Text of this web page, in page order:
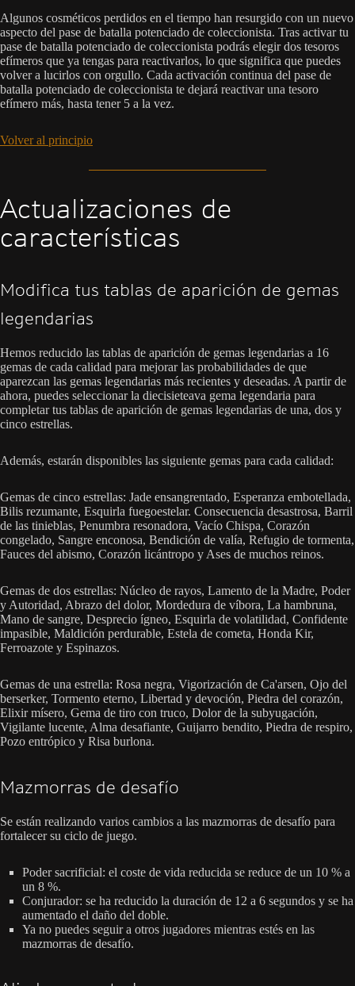
Algunos cosméticos perdidos en el tiempo han resurgido con un nuevo
aspecto del pase de batalla potenciado de coleccionista. Tras activar tu
pase de batalla potenciado de coleccionista podrás elegir dos tesoros
efímeros que ya tengas para reactivarlos, lo que significa que puedes
volver a lucirlos con orgullo. Cada activación continua del pase de
batalla potenciado de coleccionista te dejará reactivar una tesoro
efímero más, hasta tener 5 a la vez.
Volver al principio
Actualizaciones de
características
Modifica tus tablas de aparición de gemas
legendarias
Hemos reducido las tablas de aparición de gemas legendarias a 16
gemas de cada calidad para mejorar las probabilidades de que
aparezcan las gemas legendarias más recientes y deseadas. A partir de
ahora, puedes seleccionar la diecisieteava gema legendaria para
completar tus tablas de aparición de gemas legendarias de una, dos y
cinco estrellas.
Además, estarán disponibles las siguiente gemas para cada calidad:
Gemas de cinco estrellas: Jade ensangrentado, Esperanza embotellada,
Bilis rezumante, Esquirla fuegoestelar. Consecuencia desastrosa, Barril
de las tinieblas, Penumbra resonadora, Vacío Chispa, Corazón
congelado, Sangre enconosa, Bendición de valía, Refugio de tormenta,
Fauces del abismo, Corazón licántropo y Ases de muchos reinos.
Gemas de dos estrellas: Núcleo de rayos, Lamento de la Madre, Poder
y Autoridad, Abrazo del dolor, Mordedura de víbora, La hambruna,
Mano de sangre, Desprecio ígneo, Esquirla de volatilidad, Confidente
impasible, Maldición perdurable, Estela de cometa, Honda Kir,
Ferroazote y Espinazos.
Gemas de una estrella: Rosa negra, Vigorización de Ca'arsen, Ojo del
berserker, Tormento eterno, Libertad y devoción, Piedra del corazón,
Elixir mísero, Gema de tiro con truco, Dolor de la subyugación,
Vigilante lucente, Alma desafiante, Guijarro bendito, Piedra de respiro,
Pozo entrópico y Risa burlona.
Mazmorras de desafío
Se están realizando varios cambios a las mazmorras de desafío para
fortalecer su ciclo de juego.
Poder sacrificial: el coste de vida reducida se reduce de un 10 % a
un 8 %.
Conjurador: se ha reducido la duración de 12 a 6 segundos y se ha
aumentado el daño del doble.
Ya no puedes seguir a otros jugadores mientras estés en las
mazmorras de desafío.